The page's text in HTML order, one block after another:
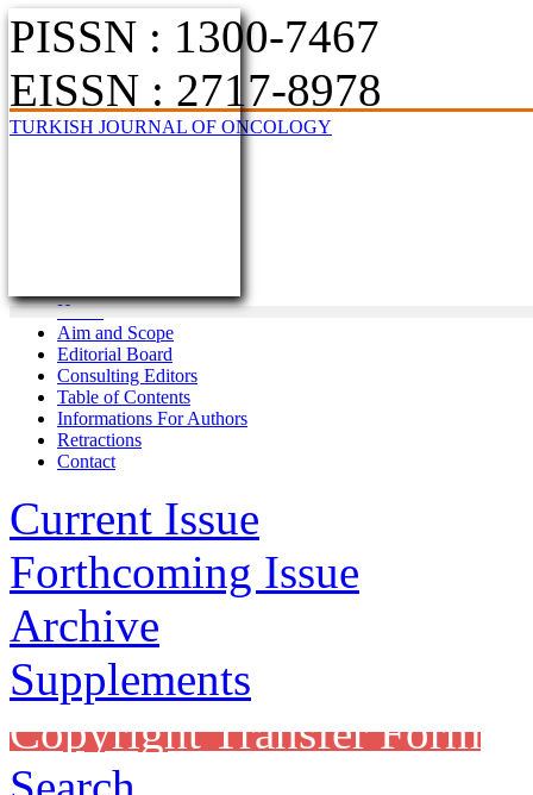
PISSN : 1300-7467
EISSN : 2717-8978
TURKISH JOURNAL OF ONCOLOGY
Home
Aim and Scope
Editorial Board
Consulting Editors
Table of Contents
Informations For Authors
Retractions
Contact
Current Issue
Forthcoming Issue
Archive
Supplements
Copyright Transfer Form